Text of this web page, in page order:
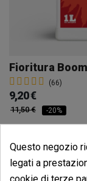
Fioritura Boom
(66)
9,20 €
11,50 € -20%
Questo negozio
legati a